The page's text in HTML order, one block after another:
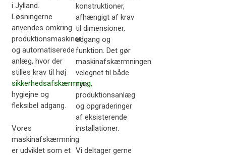
i Jylland.
Løsningerne
anvendes omkring
produktionsmaskiner
og automatiserede
anlæg, hvor der
stilles krav til høj
sikkerhedsafskærmning,
hygiejne og
fleksibel adgang.
Vores
maskinafskærmning
er udviklet som et
konstruktioner,
afhængigt af krav
til dimensioner,
adgang og
funktion. Det gør
maskinafskærmningen
velegnet til både
nye
produktionsanlæg
og opgraderinger
af eksisterende
installationer.
Vi deltager gerne